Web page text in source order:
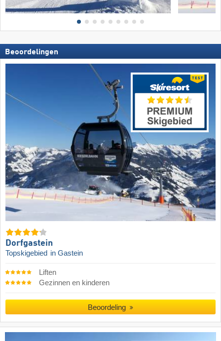
Beoordelingen
Dorfgastein
Topskigebied in Gastein
Liften
Gezinnen en kinderen
Beoordeling